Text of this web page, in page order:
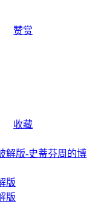
赞赏
收藏
版
版